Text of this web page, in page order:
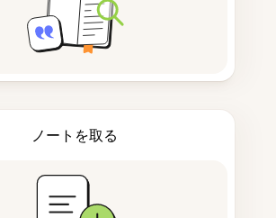
ノートを取る